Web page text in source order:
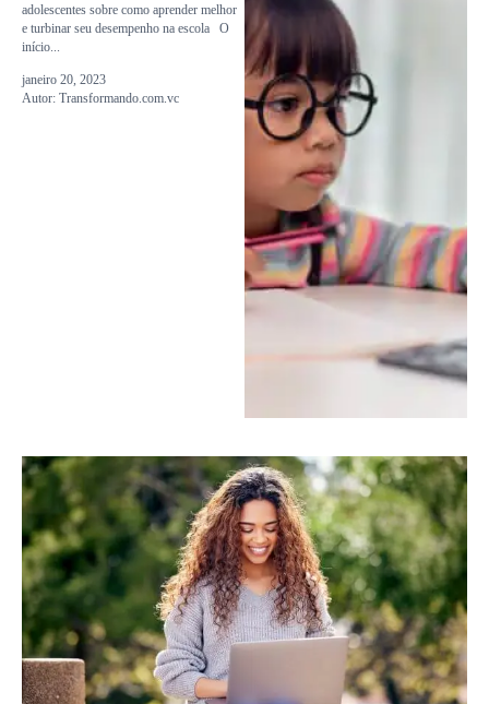
adolescentes sobre como aprender melhor
e turbinar seu desempenho na escola O
início...
janeiro 20, 2023
Autor: Transformando.com.vc